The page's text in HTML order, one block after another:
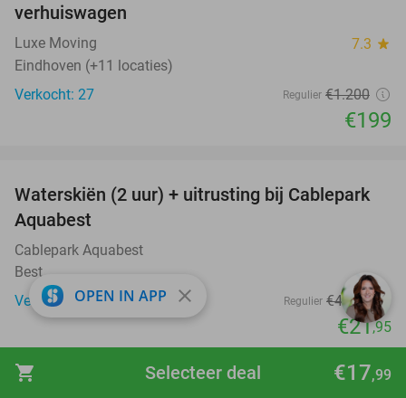
shopping_cart €17,99
Selecteer deal
verhuiswagen
Luxe Moving 7.3 star
Eindhoven (+11 locaties)
Verkocht: 27
Regulier €1.200
€199
47%
Waterskiën (2 uur) + uitrusting bij Cablepark
Aquabest
Cablepark Aquabest
Best
Verkocht: 1.063
Regulier €41,25
€21,95
OPEN IN APP close